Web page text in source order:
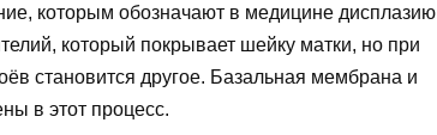
которым обозначают в медицине дисплазию
который покрывает шейку матки, но при
становится другое. Базальная мембрана и
в этот процесс.